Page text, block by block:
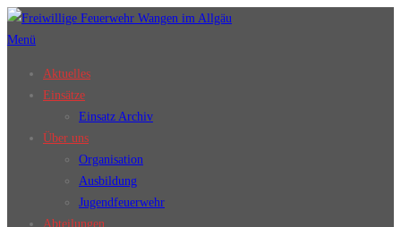
Zum
Inhalt
Menü
Aktuelles
Einsätze
Einsatz Archiv
Über uns
Organisation
Ausbildung
Jugendfeuerwehr
Abteilungen